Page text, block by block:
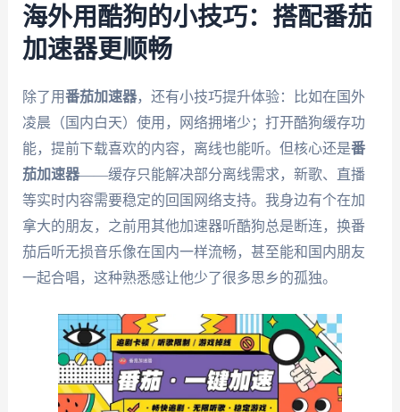
海外用酷狗的小技巧：搭配番茄
加速器更顺畅
除了用番茄加速器，还有小技巧提升体验：比如在国外
凌晨（国内白天）使用，网络拥堵少；打开酷狗缓存功
能，提前下载喜欢的内容，离线也能听。但核心还是番
茄加速器——缓存只能解决部分离线需求，新歌、直播
等实时内容需要稳定的回国网络支持。我身边有个在加
拿大的朋友，之前用其他加速器听酷狗总是断连，换番
茄后听无损音乐像在国内一样流畅，甚至能和国内朋友
一起合唱，这种熟悉感让他少了很多思乡的孤独。